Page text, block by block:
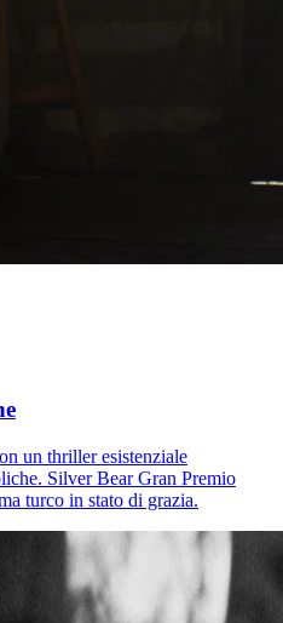
un thriller esistenziale
Silver Bear Gran Premio
turco in stato di grazia.